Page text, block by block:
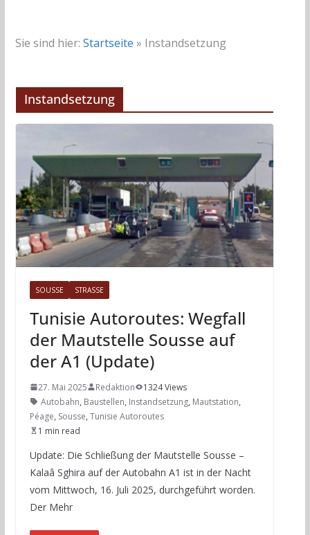
Sie sind hier: Startseite » Instandsetzung
Instandsetzung
SOUSSE STRASSE
Tunisie Autoroutes: Wegfall
der Mautstelle Sousse auf
der A1 (Update)
27. Mai 2025 Redaktion
1324 Views
Autobahn, Baustellen, Instandsetzung, Mautstation,
Péage, Sousse, Tunisie Autoroutes
1 min read
Update: Die Schließung der Mautstelle Sousse –
Kalaâ Sghira auf der Autobahn A1 ist in der Nacht
vom Mittwoch, 16. Juli 2025, durchgeführt worden.
Der Mehr